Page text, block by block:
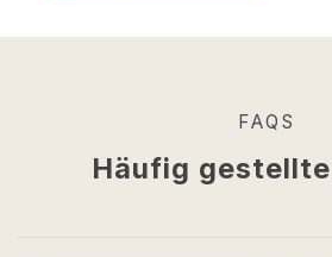
FAQS
Häufig